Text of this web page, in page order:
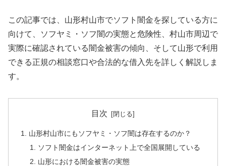
この記事では、山形村山市でソフト闇金を探している方に
向けて、ソフヤミ・ソフ闇の実態と危険性、村山市周辺で
実際に確認されている闇金被害の傾向、そして山形で利用
できる正規の相談窓口や合法的な借入先を詳しく解説しま
す。
目次
山形村山市にもソフヤミ・ソフ闇は存在するのか？
ソフト闇金はインターネット上で全国展開している
山形における闇金被害の実態